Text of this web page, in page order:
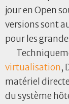
jour en Open
versions sont
pour les
virtualisation,
matériel
du système